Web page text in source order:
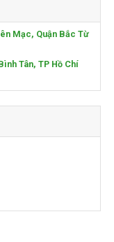
Mạc, Quận Bắc Từ
Tân, TP Hồ Chí